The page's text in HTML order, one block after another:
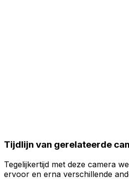
Tijdlijn van gerelateerde
Tegelijkertijd met deze camera
ervoor en erna verschillende